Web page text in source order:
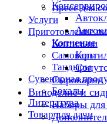
Пресс для
Услуги
Приготовление
Коптильни
Самовары
Тандыры
Сувенирная
Бокалы
Литература
Товар для дачи
Копчение
Сыроварни
Виноделие и
Наборы для